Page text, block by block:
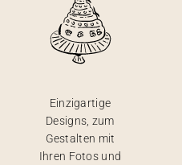
Einzigartige
Designs, zum
Gestalten mit
Ihren Fotos und